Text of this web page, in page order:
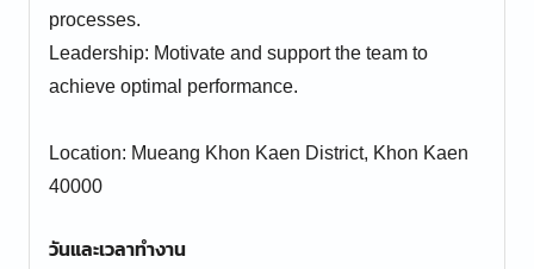
processes.
Leadership: Motivate and support the team to
achieve optimal performance.
Location: Mueang Khon Kaen District, Khon Kaen
วันและเวลาทำงาน